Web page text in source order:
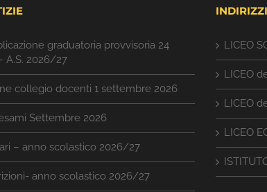
graduatoria provvisoria 24
A.S. 2026/27
collegio docenti 1 settembre 2026
Settembre 2026
– anno scolastico 2026/27
anno scolastico 2026/27
LICEO
LICEO
LICEO
LICEO